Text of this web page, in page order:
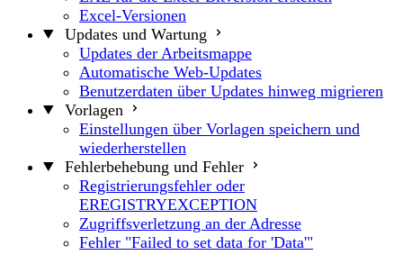
Excel-Versionen
Updates und Wartung
Updates der Arbeitsmappe
Automatische Web-Updates
Benutzerdaten über Updates hinweg migrieren
Vorlagen
Einstellungen über Vorlagen speichern und
wiederherstellen
Fehlerbehebung und Fehler
Registrierungsfehler oder
EREGISTRYEXCEPTION
Zugriffsverletzung an der Adresse
Fehler "Failed to set data for 'Data'"